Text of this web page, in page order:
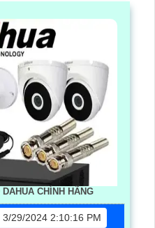
CHÍNH HÃNG
3/29/2024 2:10:16 PM